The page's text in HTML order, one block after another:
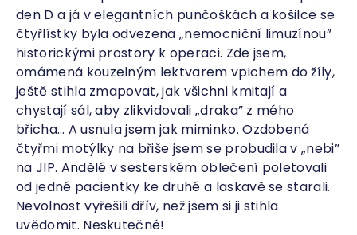
den D a já v elegantních punčoškách a košilce se
čtyřlístky byla odvezena „nemocniční limuzínou”
historickými prostory k operaci. Zde jsem,
omámená kouzelným lektvarem vpichem do žíly,
ještě stihla zmapovat, jak všichni kmitají a
chystají sál, aby zlikvidovali „draka” z mého
břicha… A usnula jsem jak miminko. Ozdobená
čtyřmi motýlky na břiše jsem se probudila v „nebi”
na JIP. Andělé v sesterském oblečení poletovali
od jedné pacientky ke druhé a laskavě se starali.
Nevolnost vyřešili dřív, než jsem si ji stihla
uvědomit. Neskutečné!